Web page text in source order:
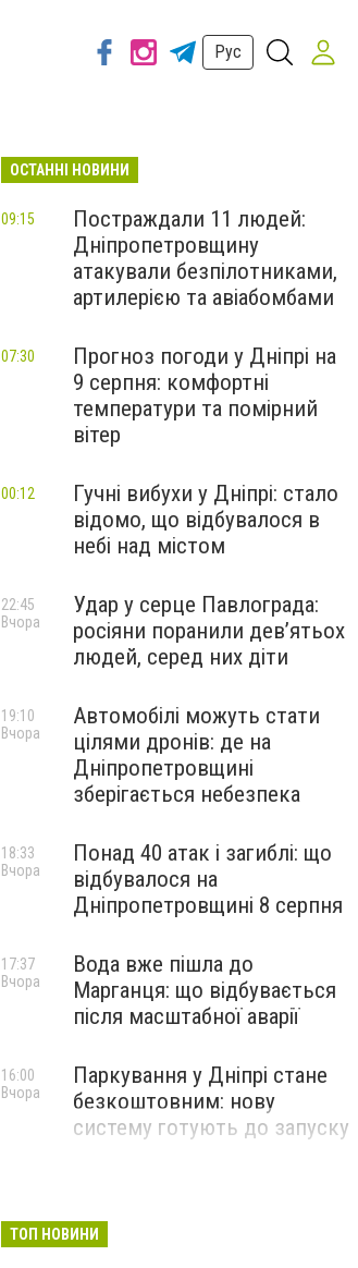
Рус
ОСТАННІ НОВИНИ
Постраждали 11 людей:
Дніпропетровщину
атакували безпілотниками,
артилерією та авіабомбами
09:15
Прогноз погоди у Дніпрі на
9 серпня: комфортні
температури та помірний
вітер
07:30
Гучні вибухи у Дніпрі: стало
відомо, що відбувалося в
небі над містом
00:12
Удар у серце Павлограда:
росіяни поранили дев’ятьох
людей, серед них діти
22:45
Вчора
Автомобілі можуть стати
цілями дронів: де на
Дніпропетровщині
зберігається небезпека
19:10
Вчора
Понад 40 атак і загиблі: що
відбувалося на
Дніпропетровщині 8 серпня
18:33
Вчора
Вода вже пішла до
Марганця: що відбувається
після масштабної аварії
17:37
Вчора
Паркування у Дніпрі стане
безкоштовним: нову
систему готують до запуску
16:00
Вчора
ТОП НОВИНИ